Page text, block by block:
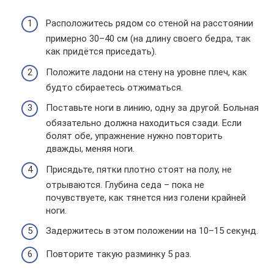
Расположитесь рядом со стеной на расстоянии
примерно 30–40 см (на длину своего бедра, так
как придётся приседать).
Положите ладони на стену на уровне плеч, как
будто сбираетесь отжиматься.
Поставьте ноги в линию, одну за другой. Больная
обязательно должна находиться сзади. Если
болят обе, упражнение нужно повторить
дважды, меняя ноги.
Присядьте, пятки плотно стоят на полу, не
отрываются. Глубина седа – пока не
почувствуете, как тянется низ голени крайней
ноги.
Задержитесь в этом положении на 10–15 секунд.
Повторите такую разминку 5 раз.